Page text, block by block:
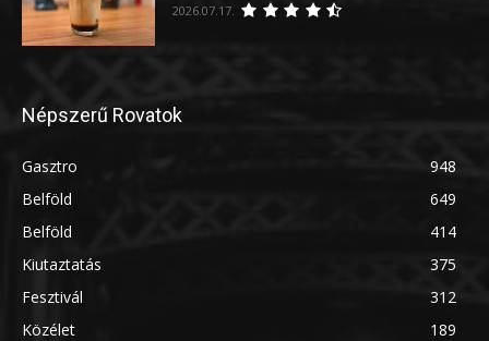
2026.07.17.
Népszerű Rovatok
Gasztro
948
Belföld
649
Belföld
414
Kiutaztatás
375
Fesztivál
312
Közélet
189